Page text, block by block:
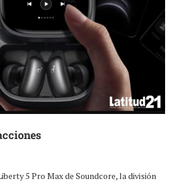
5 Pro Max de Soundcore, la división